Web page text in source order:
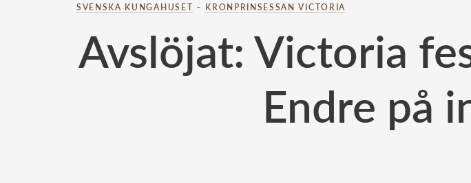
SVENSKA KUNGAHUSET – KRONPRINSESSAN VICTORIA
Avslöjat: Victoria
Endre på